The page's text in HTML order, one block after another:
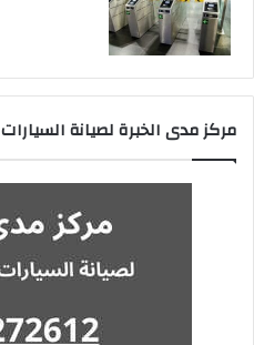
مركز مدى الخبرة لصيانة السيارات